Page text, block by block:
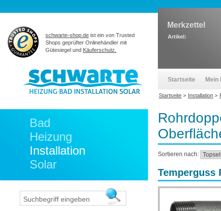
Sortieren nach:
Temperguss
Bad
Heizung
Installation
Solar
schwarte-shop.de ist ein von Trusted
Shops geprüfter Onlinehändler mit
Gütesiegel und Käuferschutz.
Merkzettel
Artikel:
Startseite Mein
Startseite > Installation >